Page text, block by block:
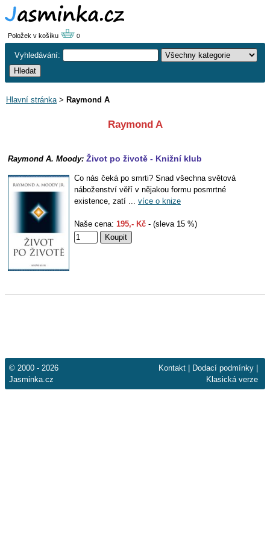
Položek v košíku 0
Vyhledávání:
Hlavní stránka> Raymond A
Raymond A
Raymond A. Moody: Život po životě - Knižní klub
Co nás čeká po smrti? Snad všechna světová
náboženství věří v nějakou formu posmrtné
existence, zatí ... více o knize
Naše cena: 195,- Kč - (sleva 15 %)
© 2000 - 2026
Jasminka.cz
Kontakt Dodací podmínky